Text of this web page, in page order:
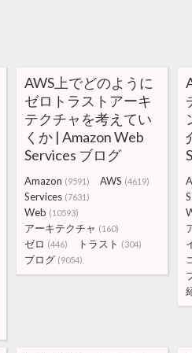
AWS上でどのように
ゼロトラストアーキ
テクチャを考えてい
くか | Amazon Web
Services ブログ
Amazon (9591) AWS (4619)
Services (7631)
Web (10593)
アーキテクチャ (160)
ゼロ (446) トラスト (304)
ブログ (9054)